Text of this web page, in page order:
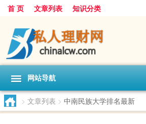
首 页 文章列表 知识分类
网站导航
> 文章列表 > 中南民族大学排名最新